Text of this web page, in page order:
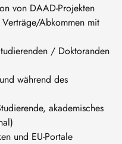
von DAAD-Projekten
Abkommen mit
/ Doktoranden
während des
akademisches
und EU-Portale